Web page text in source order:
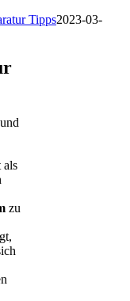
Tipps2023-03-
als
zu